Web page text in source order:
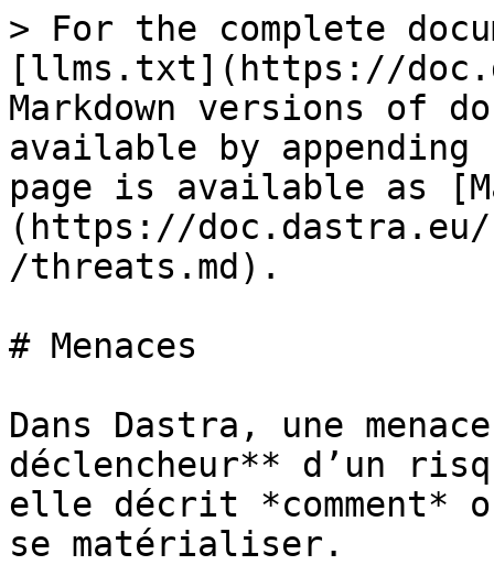
> For the complete
[llms.txt](https://
Markdown versions of
available by
page is available as
(https://
/threats.md).
# Menaces
Dans Dastra, une
déclencheur** d’un
elle décrit *comment*
se matérialiser.